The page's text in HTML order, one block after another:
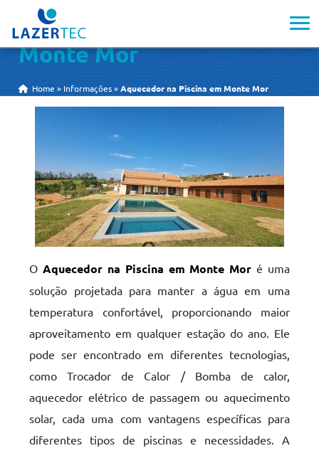
Aquecedor na Piscina em
Monte Mor
Home » Informações »Aquecedor na Piscina em Monte Mor
OAquecedor na Piscina em Monte Mor é uma
solução projetada para manter a água em uma
temperatura confortável, proporcionando maior
aproveitamento em qualquer estação do ano. Ele
pode ser encontrado em diferentes tecnologias,
como Trocador de Calor / Bomba de calor,
aquecedor elétrico de passagem ou aquecimento
solar, cada uma com vantagens específicas para
diferentes tipos de piscinas e necessidades. A